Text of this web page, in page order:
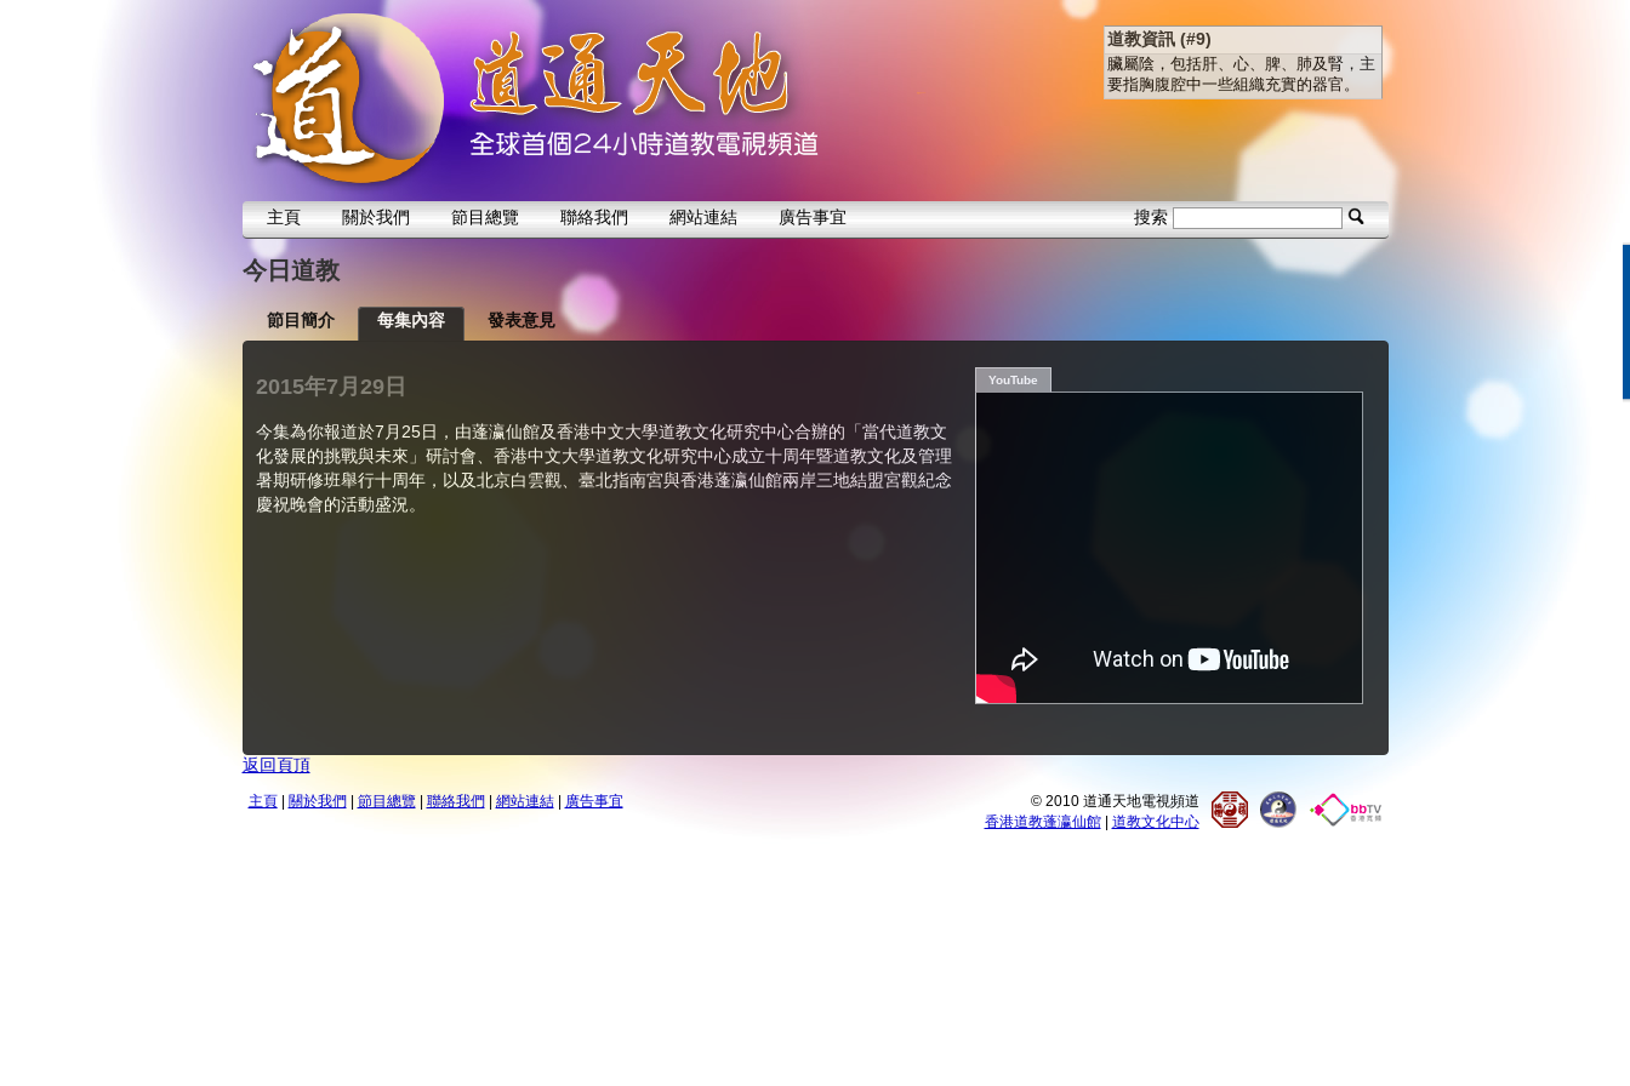
道教資訊 (#9)
臟屬陰，包括肝、心、脾、肺及腎，主
要指胸腹腔中一些組織充實的器官。
主頁 關於我們 節目總覽 聯絡我們 網站連結 廣告事宜 搜索
今日道教
節目簡介 每集內容 發表意見
YouTube
2015年7月29日
今集為你報道於7月25日，由蓬瀛仙館及香港中文大學道教文化研究中心合辦的「當代道教文
化發展的挑戰與未來」研討會、香港中文大學道教文化研究中心成立十周年暨道教文化及管理
暑期研修班舉行十周年，以及北京白雲觀、臺北指南宮與香港蓬瀛仙館兩岸三地結盟宮觀紀念
慶祝晚會的活動盛況。
返回頁頂
主頁| 關於我們| 節目總覽| 聯絡我們| 網站連結| 廣告事宜
© 2010 道通天地電視頻道
香港道教蓬瀛仙館| 道教文化中心